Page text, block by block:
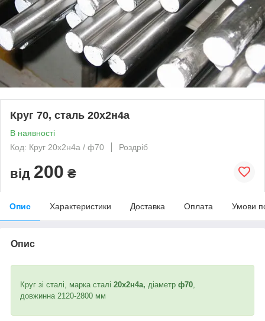
Круг 70, сталь 20х2н4а
В наявності
Код: Круг 20х2н4а / ф70
Роздріб
від 200 ₴
Опис Характеристики Доставка Оплата Умови
Опис
Круг зі сталі, марка сталі 20х2н4а, діаметр ф70
довжинна 2120-2800 мм